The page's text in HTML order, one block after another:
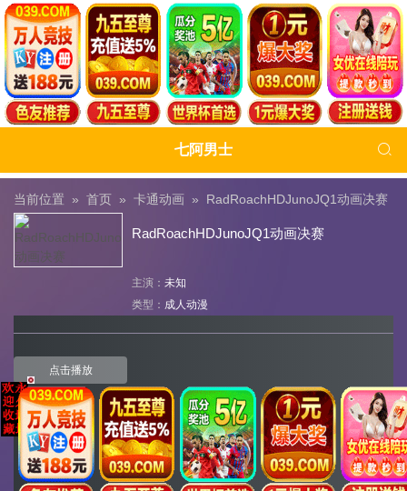
七阿男士 
当前位置 » 首页 » 卡通动画 » RadRoachHDJunoJQ1动画决赛
RadRoachHDJunoJQ1动画决赛
主演： 未知
类型： 成人动漫
点击播放